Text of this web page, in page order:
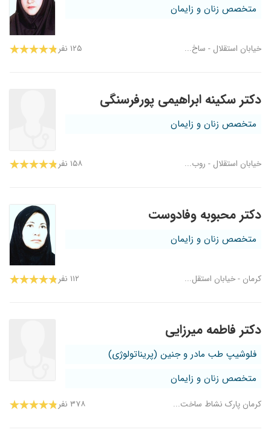
متخصص زنان و زایمان
خیابان استقلال - ساخ... ۱۲۵ نفر
دکتر سکینه ابراهیمی پورفرسنگی
متخصص زنان و زایمان
خیابان استقلال - روب... ۱۵۸ نفر
دکتر محبوبه وفادوست
متخصص زنان و زایمان
کرمان - خیابان استقل... ۱۱۲ نفر
دکتر فاطمه میرزایی
فلوشیپ طب مادر و جنین (پریناتولوژی)
متخصص زنان و زایمان
کرمان پارک نشاط ساخت... ۳۷۸ نفر